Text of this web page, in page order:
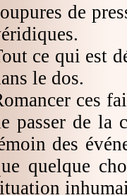
de
ce qui est
le dos.
ces
passer de la
des
quelque